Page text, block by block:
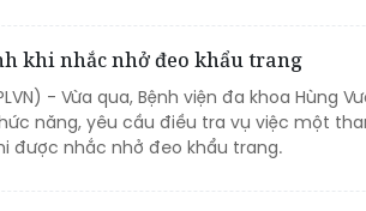
khi nhắc nhở đeo khẩu trang
- Vừa qua, Bệnh viện đa khoa Hùng
năng, yêu cầu điều tra vụ việc một
được nhắc nhở đeo khẩu trang.